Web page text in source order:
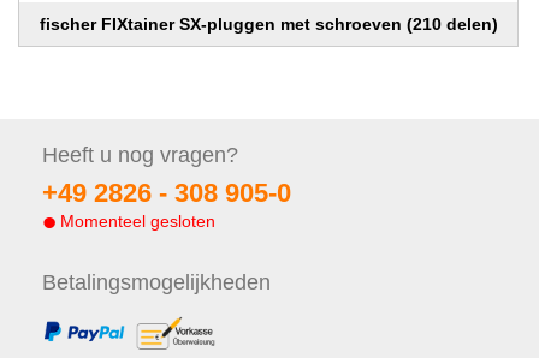
fischer FIXtainer SX-pluggen met schroeven (210 delen)
Heeft u nog vragen?
+49 2826 - 308 905-0
Momenteel gesloten
Betalingsmogelijkheden